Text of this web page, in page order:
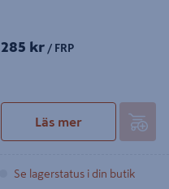
285 kr / FRP
Läs mer
Se lagerstatus i din butik